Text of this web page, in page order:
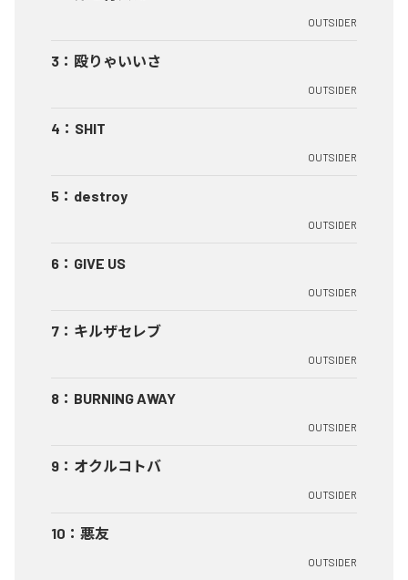
OUTSIDER
3 ： 殴りゃいいさ
OUTSIDER
4 ： SHIT
OUTSIDER
5 ： destroy
OUTSIDER
6 ： GIVE US
OUTSIDER
7 ： キルザセレブ
OUTSIDER
8 ： BURNING AWAY
OUTSIDER
9 ： オクルコトバ
OUTSIDER
10 ： 悪友
OUTSIDER